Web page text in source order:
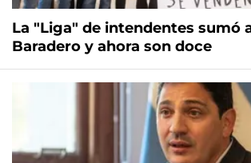
La "Liga" de intendentes sumó
Baradero y ahora son doce